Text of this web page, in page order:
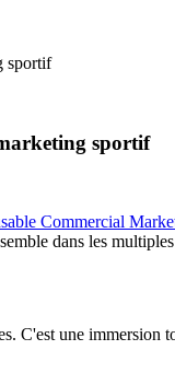
sportif
sportif
Commercial
dans les
C'est une immersion